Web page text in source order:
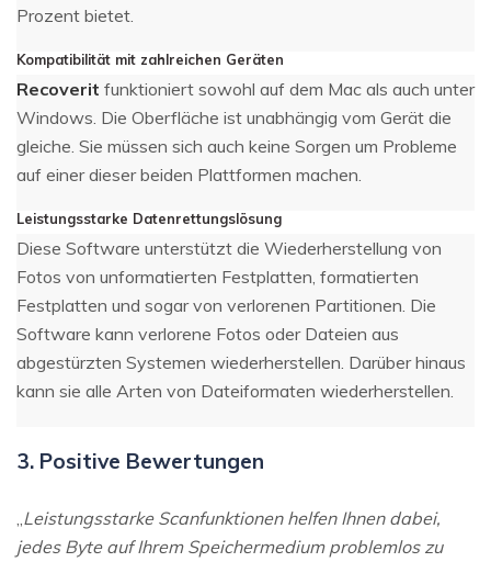
Prozent bietet.
Kompatibilität mit zahlreichen Geräten
Recoverit funktioniert sowohl auf dem Mac als auch unter
Windows. Die Oberfläche ist unabhängig vom Gerät die
gleiche. Sie müssen sich auch keine Sorgen um Probleme
auf einer dieser beiden Plattformen machen.
Leistungsstarke Datenrettungslösung
Diese Software unterstützt die Wiederherstellung von
Fotos von unformatierten Festplatten, formatierten
Festplatten und sogar von verlorenen Partitionen. Die
Software kann verlorene Fotos oder Dateien aus
abgestürzten Systemen wiederherstellen. Darüber hinaus
kann sie alle Arten von Dateiformaten wiederherstellen.
3. Positive Bewertungen
Leistungsstarke Scanfunktionen helfen Ihnen dabei,
jedes Byte auf Ihrem Speichermedium problemlos zu